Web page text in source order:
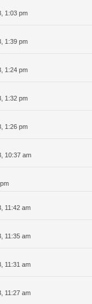
1:03 pm
1:39 pm
1:24 pm
1:32 pm
1:26 pm
10:37 am
11:42 am
11:35 am
11:31 am
11:27 am